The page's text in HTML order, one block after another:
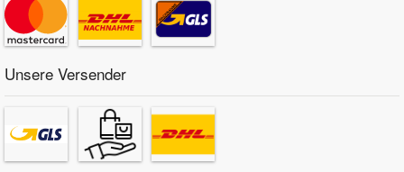
Unsere Versender